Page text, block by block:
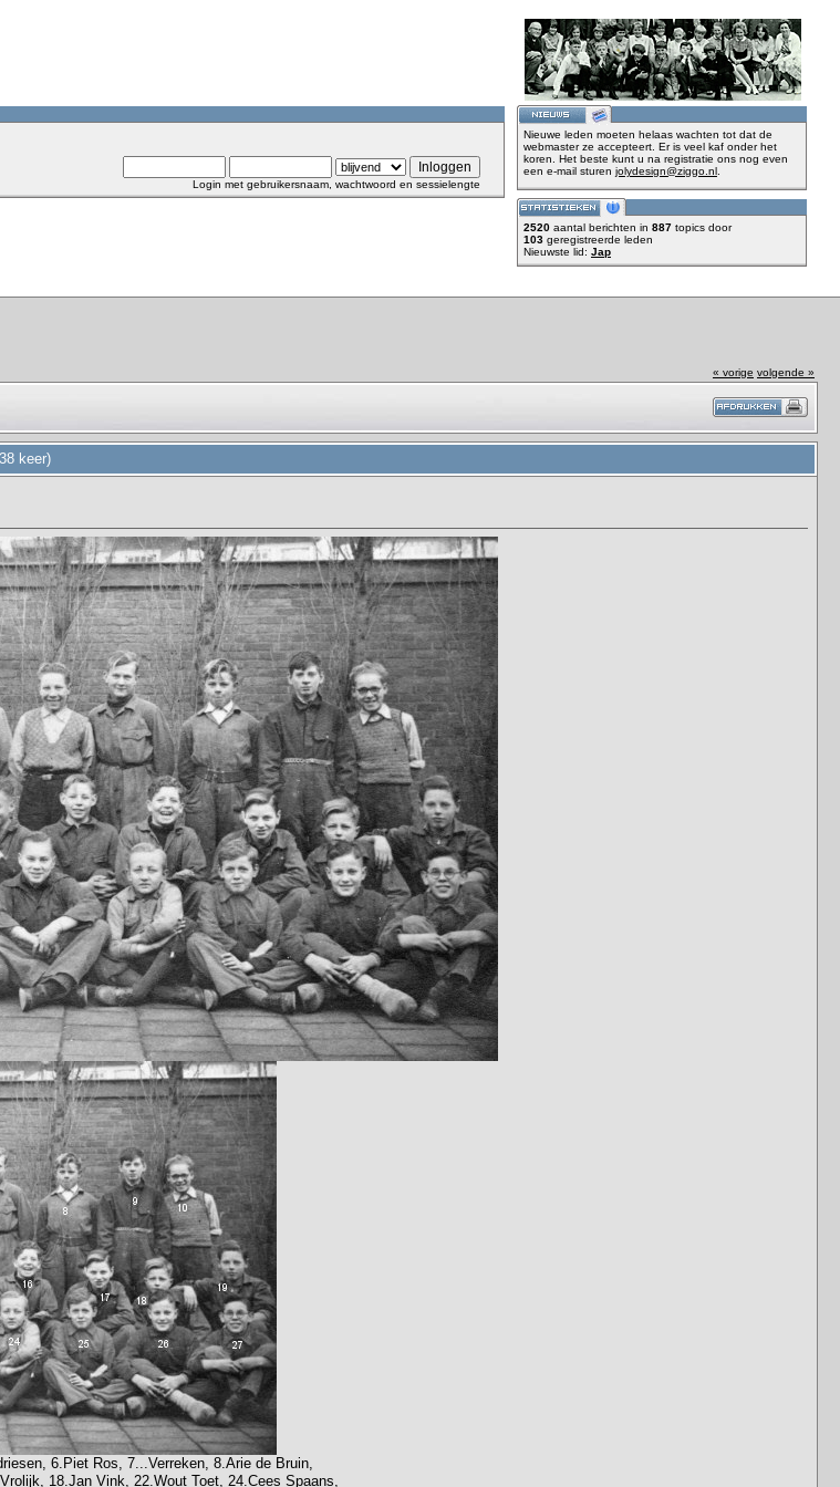
Login met gebruikersnaam, wachtwoord en sessielengte
Nieuwe leden moeten helaas wachten tot dat de
webmaster ze accepteert. Er is veel kaf onder het
koren. Het beste kunt u na registratie ons nog even
een e-mail sturen jolydesign@ziggo.nl
2520 aantal berichten in 887 topics door
103 geregistreerde leden
Nieuwste lid: Jap
« vorige volgende »
keer)
6.Piet Ros, 7...Verreken, 8.Arie de Bruin,
18.Jan Vink, 22.Wout Toet, 24.Cees Spaans,